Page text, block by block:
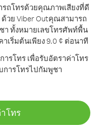
ถโทรด้วยคุณภาพเสียงที่ดี
วย Viber Outคุณสามารถ
า ทั้งหมายเลขโทรศัพท์พื้น
เริ่มต้นเพียง 9.0 ¢ ต่อนาที
รโทร เพื่อรับอัตราค่าโทร
ารโทรไปกัมพูชา
โทร